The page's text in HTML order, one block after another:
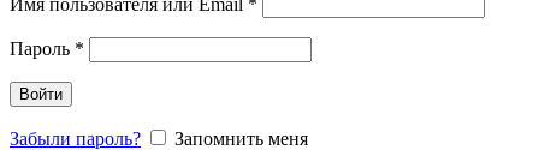
Имя пользователя или Email *
Пароль *
Войти
Забыли пароль?
Запомнить меня